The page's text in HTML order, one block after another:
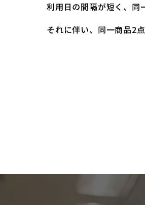
利用日の間隔が短く、同
それに伴い、同一商品2